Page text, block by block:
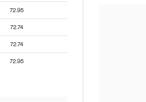
72.95
72.74
72.74
72.95